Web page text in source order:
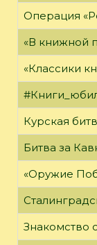
Операция
«В книжной
«Классики
Курская
Битва за
«Оружие
Знакомство